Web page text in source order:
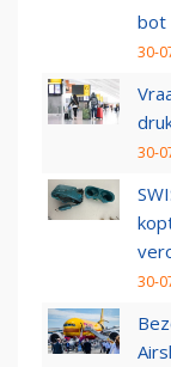
bot
30-
30-
30-